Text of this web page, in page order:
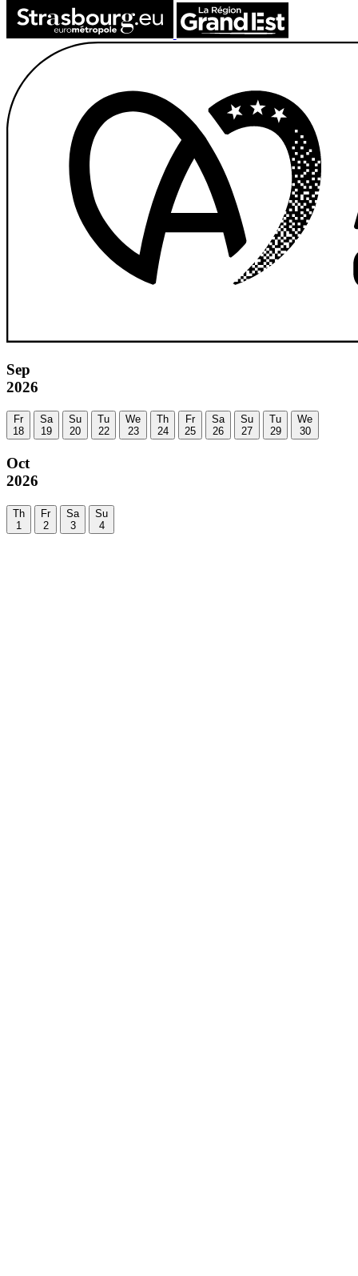
Sep
2026
Fr
18
Sa
19
Su
20
Tu
22
We
23
Th
24
Fr
25
Sa
26
Su
27
Tu
29
We
30
Oct
2026
Th
1
Fr
2
Sa
3
Su
4